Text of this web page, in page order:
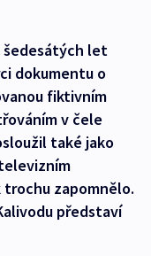
šedesátých let
dokumentu o
fiktivním
v čele
také jako
zapomnělo.
představí